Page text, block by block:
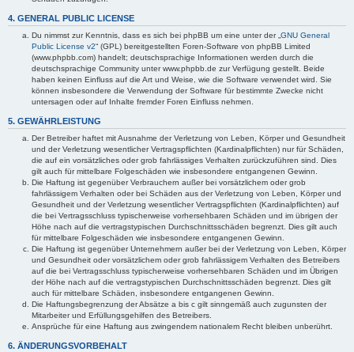
4. GENERAL PUBLIC LICENSE
Du nimmst zur Kenntnis, dass es sich bei phpBB um eine unter der „ GNU General
Public License v2“ (GPL) bereitgestellten Foren-Software von phpBB Limited
(www.phpbb.com) handelt; deutschsprachige Informationen werden durch die
deutschsprachige Community unter www.phpbb.de zur Verfügung gestellt. Beide
haben keinen Einfluss auf die Art und Weise, wie die Software verwendet wird. Sie
können insbesondere die Verwendung der Software für bestimmte Zwecke nicht
untersagen oder auf Inhalte fremder Foren Einfluss nehmen.
5. GEWÄHRLEISTUNG
Der Betreiber haftet mit Ausnahme der Verletzung von Leben, Körper und Gesundheit
und der Verletzung wesentlicher Vertragspflichten (Kardinalpflichten) nur für Schäden,
die auf ein vorsätzliches oder grob fahrlässiges Verhalten zurückzuführen sind. Dies
gilt auch für mittelbare Folgeschäden wie insbesondere entgangenen Gewinn.
Die Haftung ist gegenüber Verbrauchern außer bei vorsätzlichem oder grob
fahrlässigem Verhalten oder bei Schäden aus der Verletzung von Leben, Körper und
Gesundheit und der Verletzung wesentlicher Vertragspflichten (Kardinalpflichten) auf
die bei Vertragsschluss typischerweise vorhersehbaren Schäden und im übrigen der
Höhe nach auf die vertragstypischen Durchschnittsschäden begrenzt. Dies gilt auch
für mittelbare Folgeschäden wie insbesondere entgangenen Gewinn.
Die Haftung ist gegenüber Unternehmern außer bei der Verletzung von Leben, Körper
und Gesundheit oder vorsätzlichem oder grob fahrlässigem Verhalten des Betreibers
auf die bei Vertragsschluss typischerweise vorhersehbaren Schäden und im Übrigen
der Höhe nach auf die vertragstypischen Durchschnittsschäden begrenzt. Dies gilt
auch für mittelbare Schäden, insbesondere entgangenen Gewinn.
Die Haftungsbegrenzung der Absätze a bis c gilt sinngemäß auch zugunsten der
Mitarbeiter und Erfüllungsgehilfen des Betreibers.
Ansprüche für eine Haftung aus zwingendem nationalem Recht bleiben unberührt.
6. ÄNDERUNGSVORBEHALT